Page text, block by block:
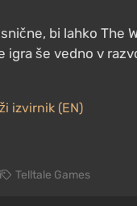
bi lahko The
igra še vedno v
izvirnik (EN)
Telltale Games